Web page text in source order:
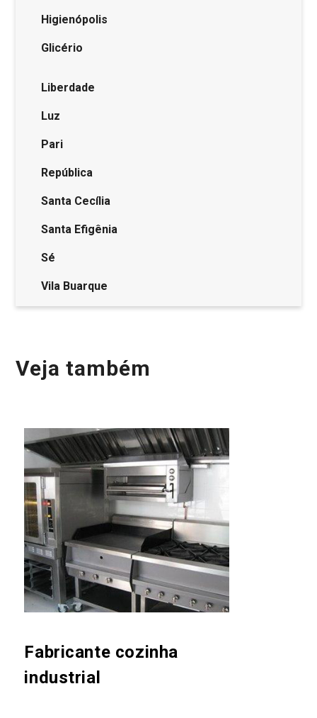
Higienópolis
Glicério
Liberdade
Luz
Pari
República
Santa Cecília
Santa Efigênia
Sé
Vila Buarque
Veja também
Fabricante cozinha
industrial